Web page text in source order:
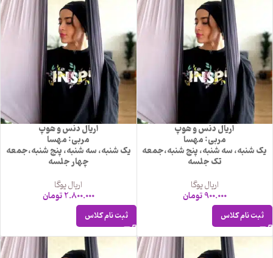
اریال دنس و هوپ
مربی: مهسا
یک شنبه، سه شنبه، پنج شنبه،جمعه
تک جلسه
اریال یوگا
900.000تومان
ثبت نام کلاس
اریال دنس و هوپ
مربی: مهسا
یک شنبه، سه شنبه، پنج شنبه،جمعه
چهار جلسه
اریال یوگا
2.800.000تومان
ثبت نام کلاس